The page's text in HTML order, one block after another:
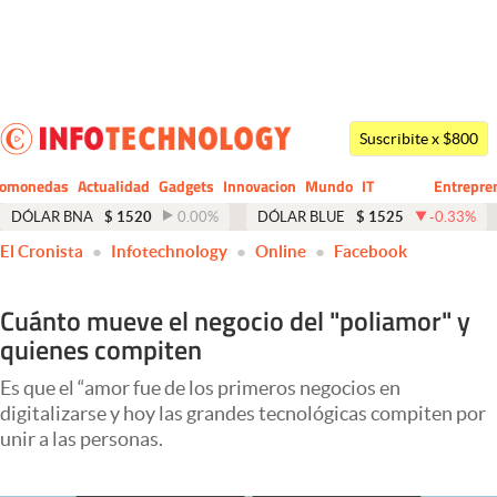
Dólar
Economía y Política
Finanzas y Mercados
Columnistas
Otras secciones
Suscribite x $800
Actualidad Gadgets Innovacion Mundo
CIO
IT
Business
DÓLAR BNA $ 1520 0.00% DÓLAR BLUE $ 1525 -0.33%
El Cronista Infotechnology Online Facebook
Cuánto mueve el negocio del "poliamor" y
quienes compiten
Es que el “amor fue de los primeros negocios en
digitalizarse y hoy las grandes tecnológicas compiten por
unir a las personas.